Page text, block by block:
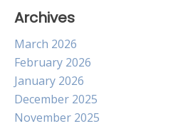
Archives
March 2026
February 2026
January 2026
December 2025
November 2025